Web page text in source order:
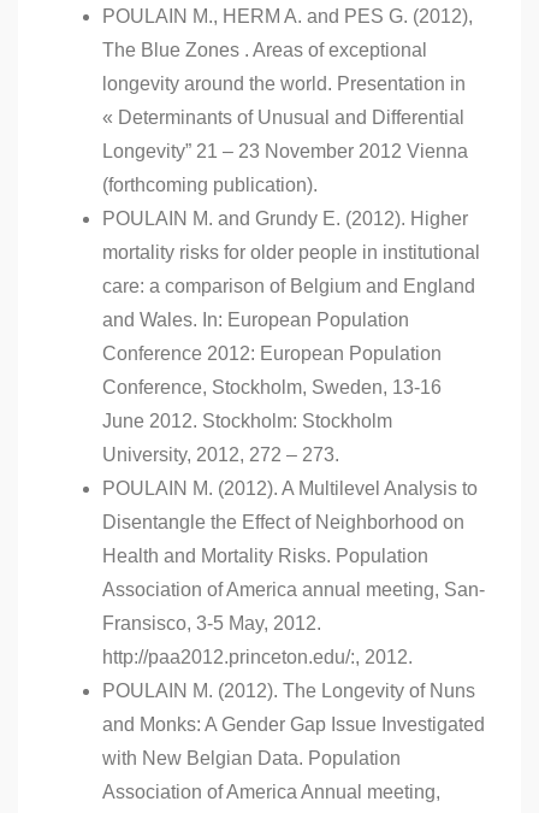
POULAIN M., HERM A. and PES G. (2012),
The Blue Zones . Areas of exceptional
longevity around the world. Presentation in
« Determinants of Unusual and Differential
Longevity” 21 – 23 November 2012 Vienna
(forthcoming publication).
POULAIN M. and Grundy E. (2012). Higher
mortality risks for older people in institutional
care: a comparison of Belgium and England
and Wales. In: European Population
Conference 2012: European Population
Conference, Stockholm, Sweden, 13-16
June 2012. Stockholm: Stockholm
University, 2012, 272 – 273.
POULAIN M. (2012). A Multilevel Analysis to
Disentangle the Effect of Neighborhood on
Health and Mortality Risks. Population
Association of America annual meeting, San-
Fransisco, 3-5 May, 2012.
http://paa2012.princeton.edu/:, 2012.
POULAIN M. (2012). The Longevity of Nuns
and Monks: A Gender Gap Issue Investigated
with New Belgian Data. Population
Association of America Annual meeting,